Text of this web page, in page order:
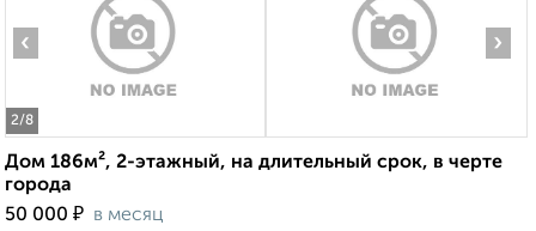
2/8
‹ ›
Дом 186м², 2-этажный, на длительный срок, в черте
города
50 000 ₽ в месяц